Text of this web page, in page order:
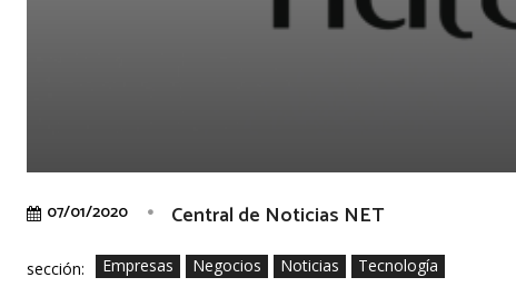
07/01/2020 Central de Noticias NET
sección: Empresas Negocios Noticias Tecnología